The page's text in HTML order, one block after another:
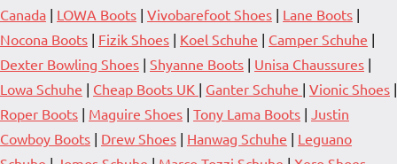
Canada | LOWA Boots | Vivobarefoot Shoes | Lane Boots |
Nocona Boots | Fizik Shoes | Koel Schuhe | Camper Schuhe |
Dexter Bowling Shoes | Shyanne Boots | Unisa Chaussures |
Lowa Schuhe | Cheap Boots UK | Ganter Schuhe | Vionic Shoes |
Roper Boots | Maguire Shoes | Tony Lama Boots | Justin
Cowboy Boots | Drew Shoes | Hanwag Schuhe | Leguano